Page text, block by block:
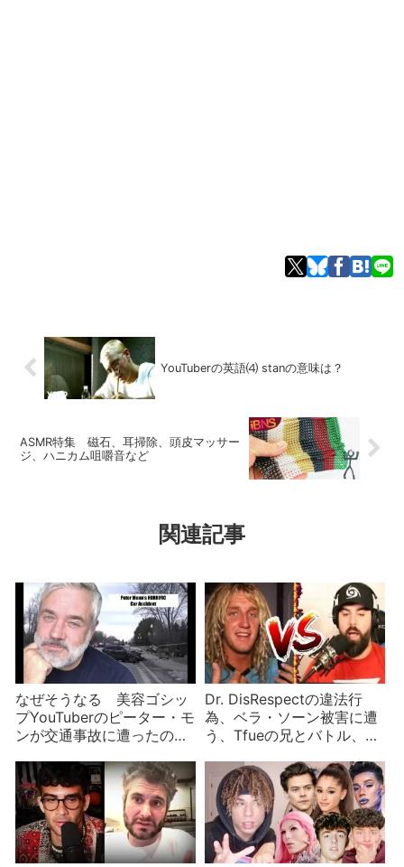
YouTuberの英語⑷ stanの意味は？
ASMR特集 磁石、耳掃除、頭皮マッサー
ジ、ハニカム咀嚼音など
関連記事
なぜそうなる 美容ゴシッ
プYouTuberのピーター・モ
ンが交通事故に遭ったので
たリッチ・ラックス
Dr. DisRespectの違法行
為、ベラ・ソーン被害に遭
う、Tfueの兄とバトル、ジ
YouTuberニュース